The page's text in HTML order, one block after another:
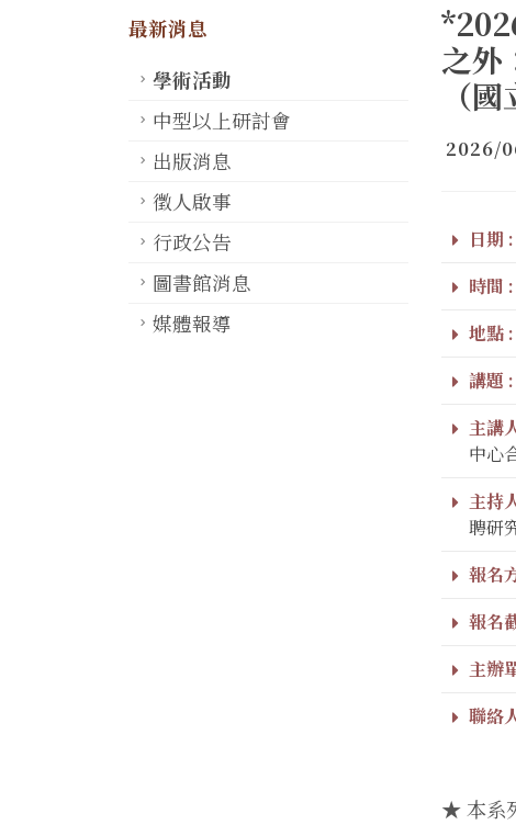
最新消息
學術活動
中型以上研討會
出版消息
徵人啟事
行政公告
圖書館消息
媒體報導
之外
（
2026/
日期 :
時間 :
地點 :
講題 :
主講
中心
主持
聘研
報名
報名
主辦
聯絡
★ 本系